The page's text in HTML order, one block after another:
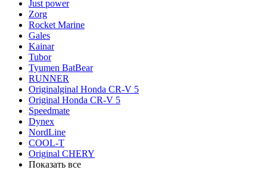
Just power
Zorg
Rocket Marine
Gales
Kainar
Tubor
Tyumen BatBear
RUNNER
Originalginal Honda CR-V 5
Original Honda CR-V 5
Speedmate
Dynex
NordLine
COOL-T
Original СHERY
Показать все